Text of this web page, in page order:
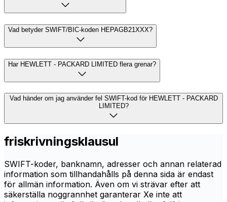
Vad betyder SWIFT/BIC-koden HEPAGB21XXX?
Har HEWLETT - PACKARD LIMITED flera grenar?
Vad händer om jag använder fel SWIFT-kod för HEWLETT - PACKARD
LIMITED?
friskrivningsklausul
SWIFT-koder, banknamn, adresser och annan relaterad
information som tillhandahålls på denna sida är endast
för allmän information. Även om vi strävar efter att
säkerställa noggrannhet garanterar Xe inte att